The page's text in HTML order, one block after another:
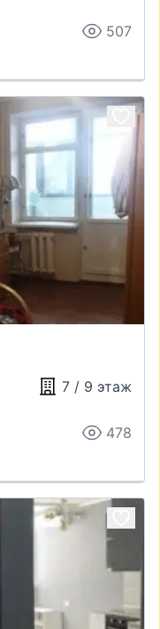
507
7 / 9 этаж
478